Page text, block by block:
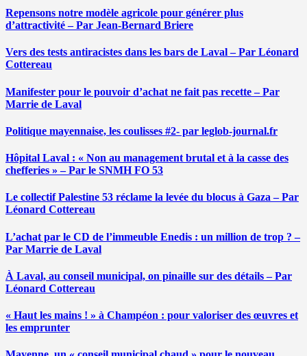
Repensons notre modèle agricole pour générer plus
d’attractivité – Par Jean-Bernard Briere
Vers des tests antiracistes dans les bars de Laval – Par Léonard
Cottereau
Manifester pour le pouvoir d’achat ne fait pas recette – Par
Marrie de Laval
Politique mayennaise, les coulisses #2- par leglob-journal.fr
Hôpital Laval : « Non au management brutal et à la casse des
chefferies » – Par le SNMH FO 53
Le collectif Palestine 53 réclame la levée du blocus à Gaza – Par
Léonard Cottereau
L’achat par le CD de l’immeuble Enedis : un million de trop ? –
Par Marrie de Laval
À Laval, au conseil municipal, on pinaille sur des détails – Par
Léonard Cottereau
« Haut les mains ! » à Champéon : pour valoriser des œuvres et
les emprunter